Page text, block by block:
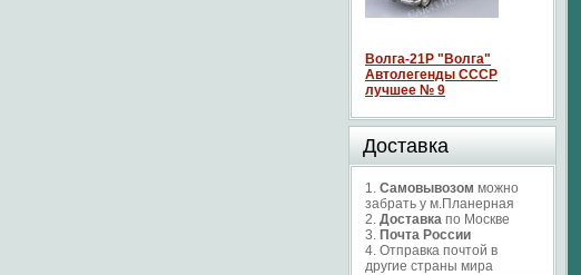
Волга-21P "Волга"
Автолегенды СССР
лучшее № 9
Доставка
1. Самовывозом можно
забрать у м.Планерная
2. Доставка по Москве
3. Почта России
4. Отправка почтой в
другие страны мира